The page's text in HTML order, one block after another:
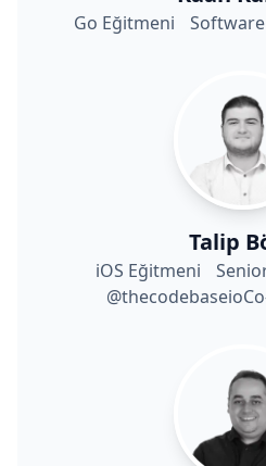
Go Eğitmeni Software
Talip
iOS Eğitmeni